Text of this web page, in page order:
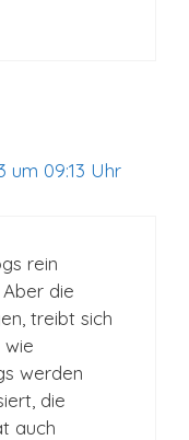
um 09:13 Uhr
rein
die
treibt sich
wie
werden
die
auch